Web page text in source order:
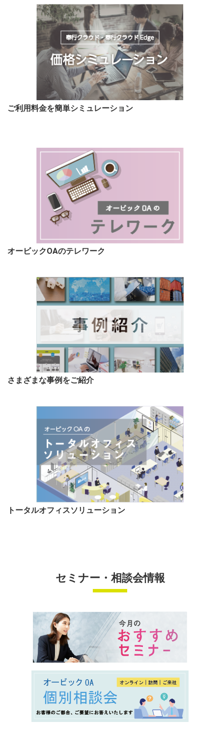
ご利用料金を簡単シミュレーション
オービックOAのテレワーク
さまざまな事例をご紹介
トータルオフィスソリューション
セミナー・相談会情報